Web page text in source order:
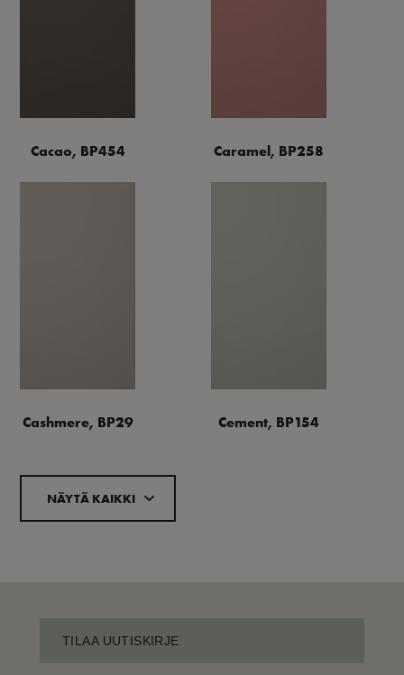
Cacao, BP454 Caramel, BP258
Cashmere, BP29 Cement, BP154
NÄYTÄ KAIKKI
TILAA UUTISKIRJE